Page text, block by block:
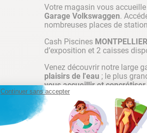
Votre magasin vous accueille
Garage Volkswaggen.
nombreuses places de
Cash Piscines MONTPELLIER
d’exposition et 2 caisses
Venez découvrir notre large
plaisirs de l'eau ; le plus
vous accueillir et
Magasin Piscine
Continuer sans accepter